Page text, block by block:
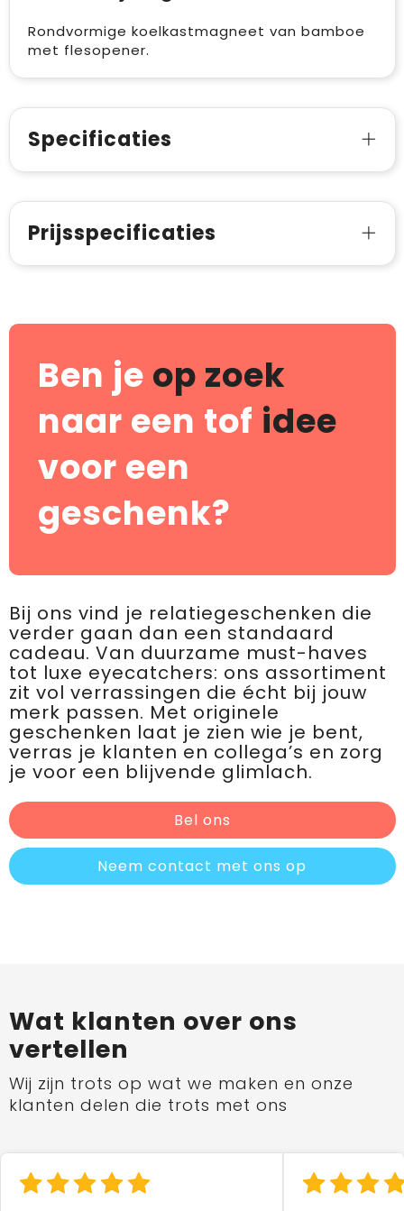
Rondvormige koelkastmagneet van bamboe
met flesopener.
Specificaties
Prijsspecificaties
Ben je op zoek
naar een tof idee
voor een
geschenk?
Bij ons vind je relatiegeschenken die
verder gaan dan een standaard
cadeau. Van duurzame must-haves
tot luxe eyecatchers: ons assortiment
zit vol verrassingen die écht bij jouw
merk passen. Met originele
geschenken laat je zien wie je bent,
verras je klanten en collega’s en zorg
je voor een blijvende glimlach.
Bel ons
Neem contact met ons op
Wat klanten over ons
vertellen
Wij zijn trots op wat we maken en onze
klanten delen die trots met ons